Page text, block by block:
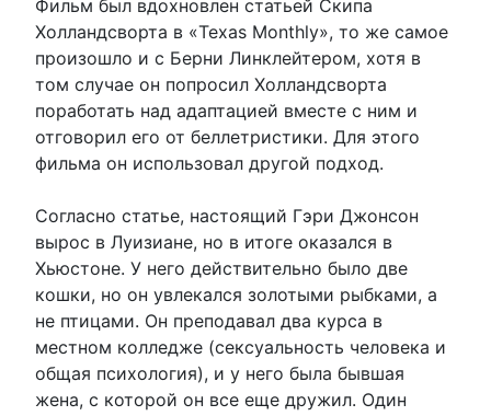
Фильм был вдохновлен статьей Скипа
Холландсворта в «Texas Monthly», то же самое
произошло и с Берни Линклейтером, хотя в
том случае он попросил Холландсворта
поработать над адаптацией вместе с ним и
отговорил его от беллетристики. Для этого
фильма он использовал другой подход.
Согласно статье, настоящий Гэри Джонсон
вырос в Луизиане, но в итоге оказался в
Хьюстоне. У него действительно было две
кошки, но он увлекался золотыми рыбками, а
не птицами. Он преподавал два курса в
местном колледже (сексуальность человека и
общая психология), и у него была бывшая
жена, с которой он все еще дружил. Один